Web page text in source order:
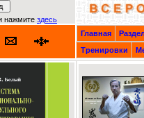
нажмите здесь
Главная
Тренировки